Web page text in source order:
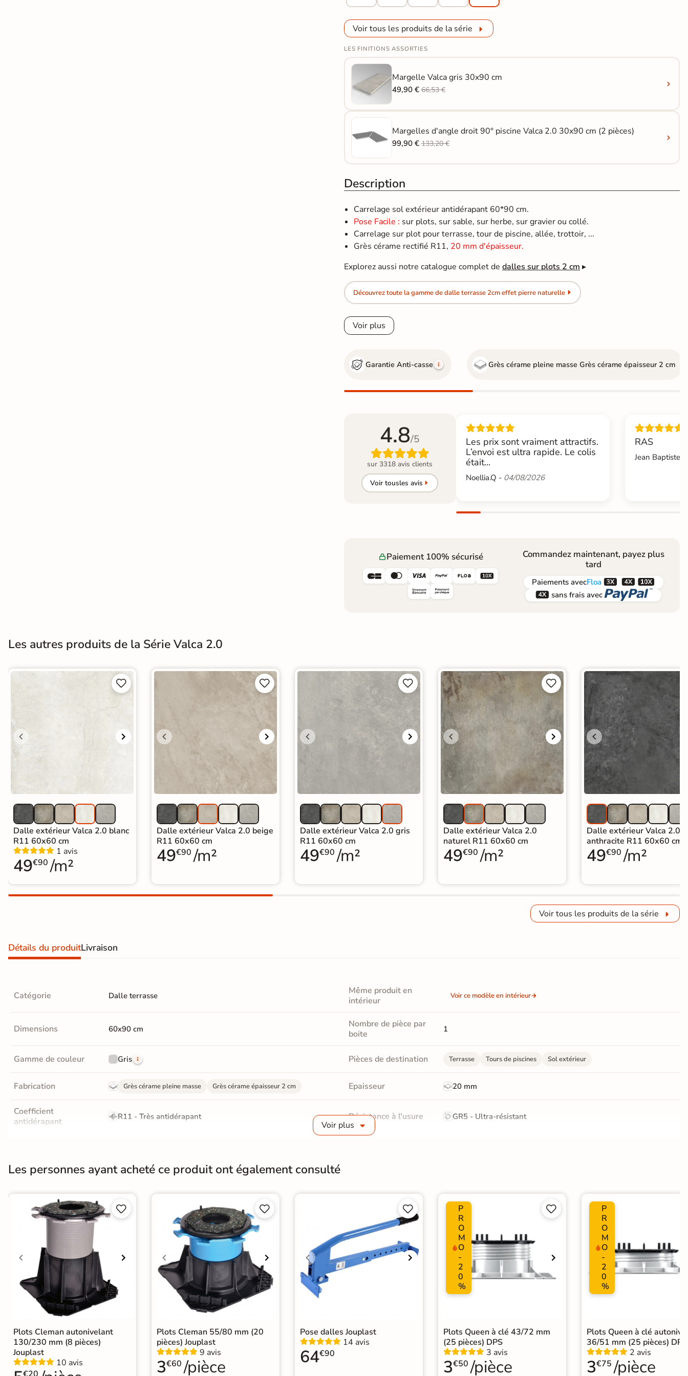
grand format
formats
PAR FINITION
semi-poli
Carrelage brillant
Échantillons gratuits
ÉCHANTILLONS
Échantillons
vous
d'expédition vous
et remboursés
intégralement
votre future
commande
échantillons
gratuits
Voir tous les produits de la série
LES FINITIONS ASSORTIES
Margelle Valca gris 30x90 cm
49,90 €66,53 €
Margelles d'angle droit 90° piscine Valca 2.0 30x90 cm (2 pièces)
99,90 €133,20 €
Description
Carrelage sol extérieur antidérapant 60*90 cm.
Pose Facile : sur plots, sur sable, sur herbe, sur gravier ou collé.
Carrelage sur plot pour terrasse, tour de piscine, allée, trottoir, ...
Grès cérame rectifié R11, 20 mm d'épaisseur.
Explorez aussi notre catalogue complet de dalles sur plots 2 cm ▸
Découvrez toute la gamme de dalle terrasse 2cm effet pierre naturelle
Voir plus
Garantie Anti-casse Grès cérame pleine masse Grès cérame épaisseur 2 cm
4.8/5

sur 3318 avis clients
Voir tousles avis
Les prix sont vraiment attractifs.
L’envoi est ultra rapide. Le colis
était...
Noellia.Q - 04/08/2026
RAS
Jean
Paiement 100% sécurisé
     
Commandez maintenant, payez plus
tard
PaiementsavecFloa  
 sans frais avec 
Les autres produits de la Série Valca 2.0


Dalle extérieur Valca 2.0 blanc
R11 60x60 cm
1 avis
49€90 /m²


Dalle extérieur Valca 2.0 beige
R11 60x60 cm
49€90 /m²


Dalle extérieur Valca 2.0 gris
R11 60x60 cm
49€90 /m²


Dalle extérieur Valca 2.0
naturel R11 60x60 cm
49€90 /m²
Dalle extérieur Valca 2.0
anthracite R11 60x60 cm
49€90 /m²
Voir tous les produits de la série
Détails du produitLivraison
Catégorie Dalle terrasse
Même produit en
intérieur
Voir ce modèle en intérieur
Dimensions 60x90 cm
Nombre de pièce par
boite
1
Gamme de couleur Gris Pièces de destination Terrasse Tours de piscines Sol extérieur
Fabrication Grès cérame pleine masse Grès cérame épaisseur 2 cm Epaisseur 20 mm
Coefficient
antidérapant
R11 - Très antidérapant Résistance à l'usure GR5 - Ultra-résistant
Finition Mate
Conditionnement Boite 1er Choix
Pose
A poser sur plot
A poser directement sur sable, gravier ou herbe
A coller sur ancien carrelage
Normes Certification CE
Origine Italie Pose collée
Catégories
Voir plus
Les personnes ayant acheté ce produit ont également consulté


Plots Cleman autonivelant
130/230 mm (8 pièces)
Jouplast
10 avis


Plots Cleman 55/80 mm (20
pièces) Jouplast
9 avis
3€60 /pièce


Pose dalles Jouplast
14 avis
64€90
P
R
O
M
O
-
2
0
%


Plots Queen à clé 43/72 mm
(25 pièces) DPS
3 avis
3€50 /pièce
P
R
O
M
O
-
2
0
%
Plots Queen à clé
36/51 mm (25 pièces) DPS
2 avis
3€75 /pièce